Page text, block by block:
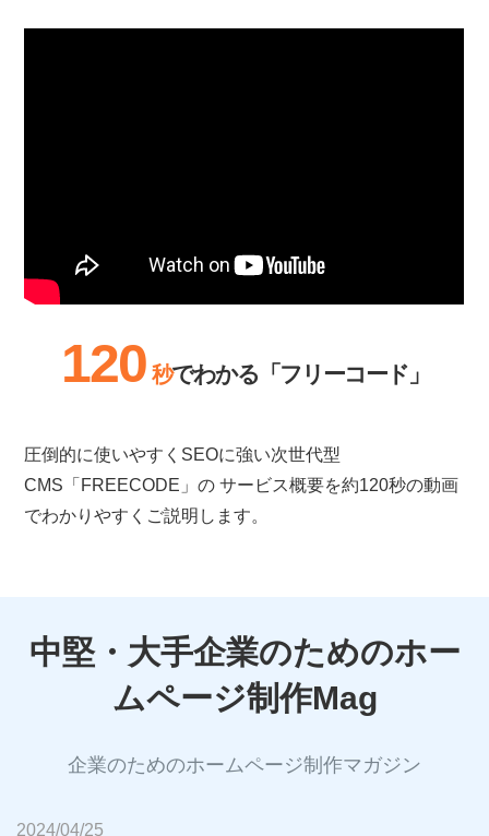
120 秒でわかる「フリーコード」
圧倒的に使いやすくSEOに強い次世代型
CMS「FREECODE」の サービス概要を約120秒の動画
でわかりやすくご説明します。
中堅・大手企業のためのホー
ムページ制作Mag
2024/04/25